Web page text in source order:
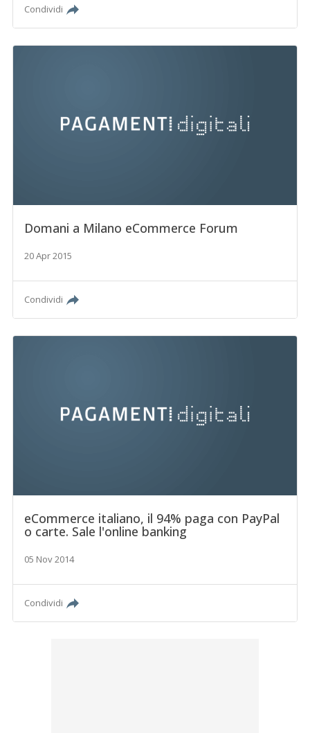
Condividi
Domani a Milano eCommerce Forum
20 Apr 2015
Condividi
eCommerce italiano, il 94% paga con PayPal
o carte. Sale l'online banking
05 Nov 2014
Condividi